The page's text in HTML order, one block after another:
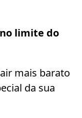
limite do
mais barato
da sua